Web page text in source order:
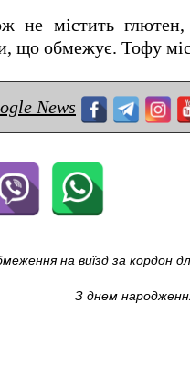
не містить
що обмежує. Тофу
News
на виїзд за кордон
З днем